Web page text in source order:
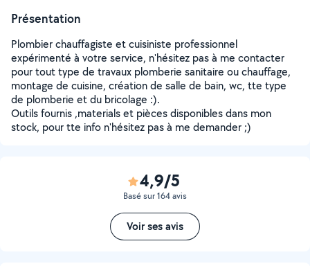
Présentation
Plombier chauffagiste et cuisiniste professionnel
expérimenté à votre service, n'hésitez pas à me contacter
pour tout type de travaux plomberie sanitaire ou chauffage,
montage de cuisine, création de salle de bain, wc, tte type
de plomberie et du bricolage :).
Outils fournis ,materials et pièces disponibles dans mon
stock, pour tte info n'hésitez pas à me demander ;)
4,9/5
Basé sur 164 avis
Voir ses avis